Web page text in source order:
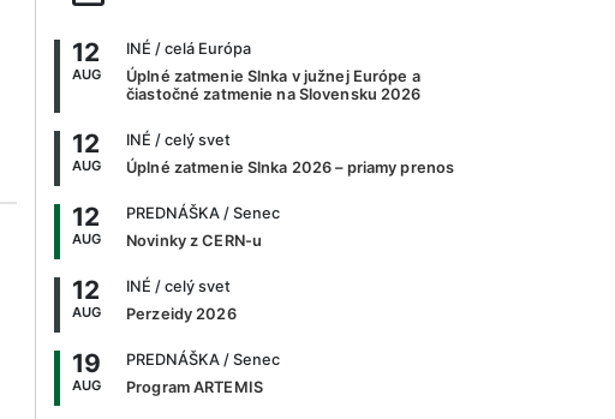
12
AUG
INÉ / celá Európa
Úplné zatmenie Slnka v južnej Európe a
čiastočné zatmenie na Slovensku 2026
12
AUG
INÉ / celý svet
Úplné zatmenie Slnka 2026 – priamy prenos
12
AUG
PREDNÁŠKA / Senec
Novinky z CERN-u
12
AUG
INÉ / celý svet
Perzeidy 2026
19
AUG
PREDNÁŠKA / Senec
Program ARTEMIS